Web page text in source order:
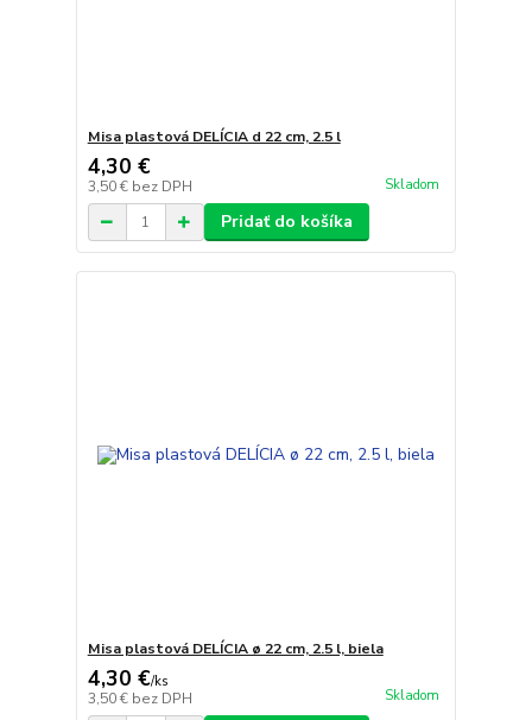
Misa plastová DELÍCIA d 22 cm, 2.5 l
4,30 €
3,50 € bez DPH Skladom
Pridať do košíka
Misa plastová DELÍCIA ø 22 cm, 2.5 l, biela
4,30 €/ks
3,50 € bez DPH Skladom